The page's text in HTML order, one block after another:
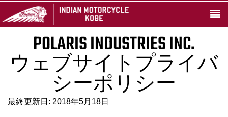
POLARIS INDUSTRIES INC.
ウェブサイトプライバ
シーポリシー
最終更新日: 2018年5月18日